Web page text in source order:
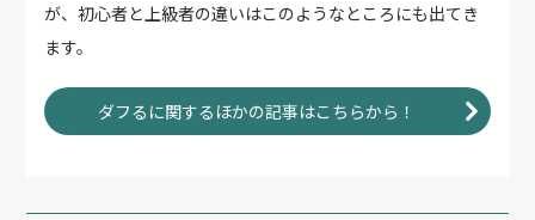
が、初心者と上級者の違いはこのようなところにも出てき
ます。
ダフるに関するほかの記事はこちらから！